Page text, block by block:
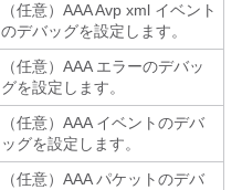
（任意）AAA Avp xml イベント
のデバッグを設定します。
（任意）AAA エラーのデバッ
グを設定します。
（任意）AAA イベントのデバ
ッグを設定します。
（任意）AAA パケットのデバ